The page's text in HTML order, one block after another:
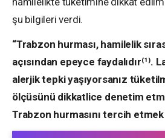
şu bilgileri verdi.
“Trabzon hurması, hamilelik
açısından epeyce faydalıdır⁽¹⁾.
alerjik tepki yaşıyorsanız
ölçüsünü dikkatlice denetim
Trabzon hurmasını tercih etmek